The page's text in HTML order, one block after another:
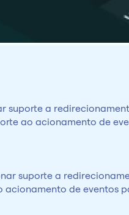
a
ao acionamento de
suporte a
de eventos